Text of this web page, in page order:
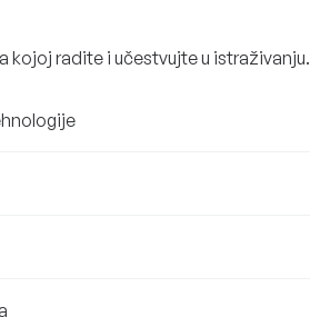
kojoj radite i učestvujte u istraživanju.